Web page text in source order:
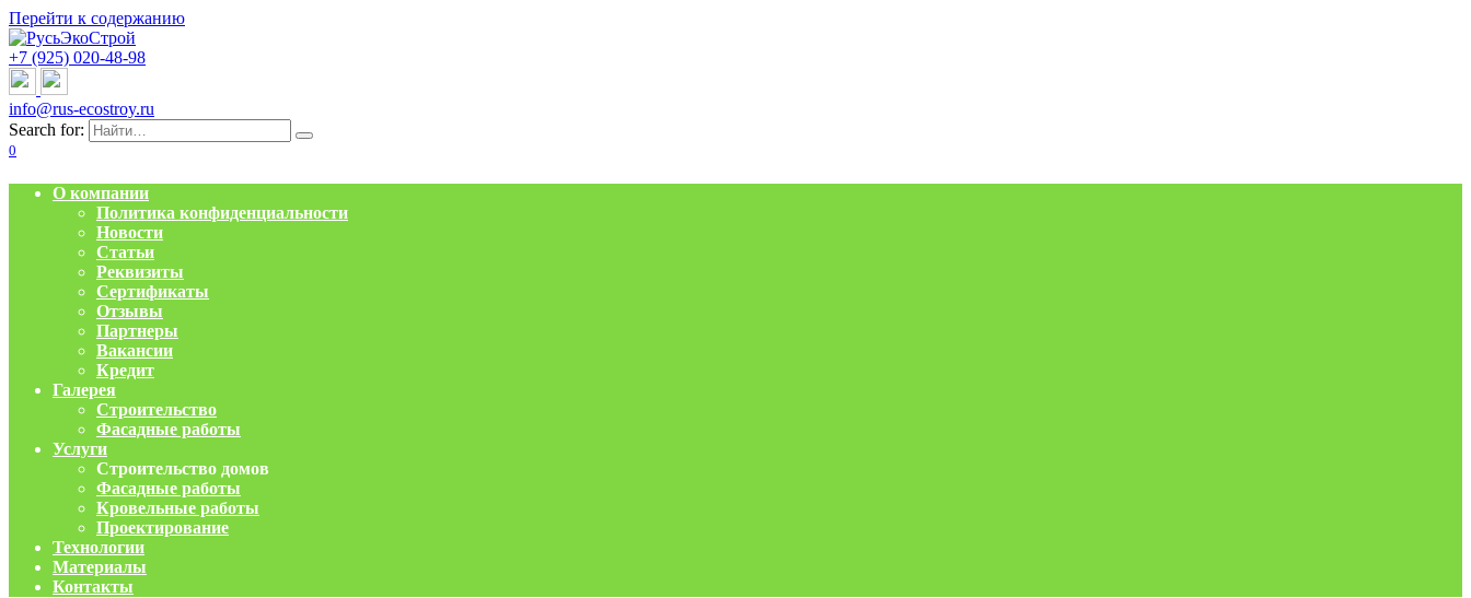
Перейти к содержанию
+7 (925) 020-48-98
info@rus-ecostroy.ru
Search for:
0
О компании
Политика конфиденциальности
Новости
Статьи
Реквизиты
Сертификаты
Отзывы
Партнеры
Вакансии
Кредит
Галерея
Строительство
Фасадные работы
Услуги
Строительство домов
Фасадные работы
Кровельные работы
Проектирование
Технологии
Материалы
Контакты